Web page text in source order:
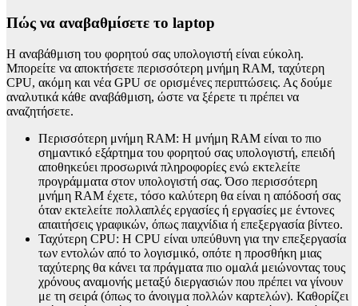
Πώς να αναβαθμίσετε το laptop
Η αναβάθμιση του φορητού σας υπολογιστή είναι εύκολη.
Μπορείτε να αποκτήσετε περισσότερη μνήμη RAM, ταχύτερη
CPU, ακόμη και νέα GPU σε ορισμένες περιπτώσεις. Ας δούμε
αναλυτικά κάθε αναβάθμιση, ώστε να ξέρετε τι πρέπει να
αναζητήσετε.
Περισσότερη μνήμη RAM: Η μνήμη RAM είναι το πιο
σημαντικό εξάρτημα του φορητού σας υπολογιστή, επειδή
αποθηκεύει προσωρινά πληροφορίες ενώ εκτελείτε
προγράμματα στον υπολογιστή σας. Όσο περισσότερη
μνήμη RAM έχετε, τόσο καλύτερη θα είναι η απόδοσή σας
όταν εκτελείτε πολλαπλές εργασίες ή εργασίες με έντονες
απαιτήσεις γραφικών, όπως παιχνίδια ή επεξεργασία βίντεο.
Ταχύτερη CPU: Η CPU είναι υπεύθυνη για την επεξεργασία
των εντολών από το λογισμικό, οπότε η προσθήκη μιας
ταχύτερης θα κάνει τα πράγματα πιο ομαλά μειώνοντας τους
χρόνους αναμονής μεταξύ διεργασιών που πρέπει να γίνουν
με τη σειρά (όπως το άνοιγμα πολλών καρτελών). Καθορίζει